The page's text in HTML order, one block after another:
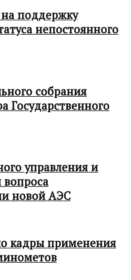
поддержку
непостоянного
собрания
Государственного
управления и
вопроса
новой АЭС
кадры применения